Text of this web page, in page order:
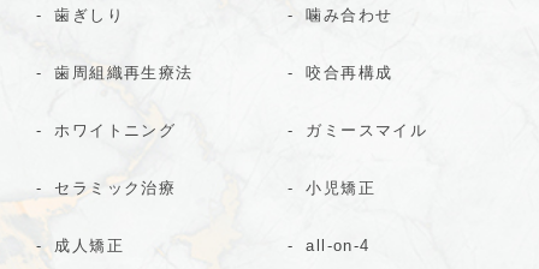
歯ぎしり 噛み合わせ
歯周組織再生療法 咬合再構成
ホワイトニング ガミースマイル
セラミック治療 小児矯正
成人矯正 all-on-4